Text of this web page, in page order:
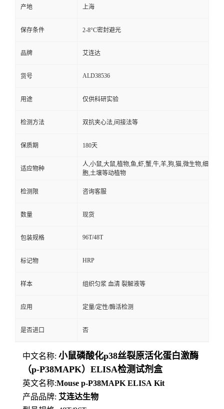
产地 上海
保存条件 2-8°C密封避光
品牌 艾连达
货号 ALD38536
用途 仅供科研实验
检测方法 双抗夹心法,间接法等
保质期 180天
适应物种
人,小鼠,大鼠,植物,鱼,虾,蟹,牛,羊,狗,猫,微生物,细
胞,土壤等动植物
检测限 咨询客服
数量 现货
包装规格 96T/48T
标记物 HRP
样本 组织匀浆 血清 裂解液等
应用 定量/定性/酶活检测
是否进口 否
中文名称: 小鼠磷酸化p38丝裂原活化蛋白激酶
（p-P38MAPK）ELISA检测试剂盒
英文名称:Mouse p-P38MAPK ELISA Kit
产品品牌: 艾连达生物